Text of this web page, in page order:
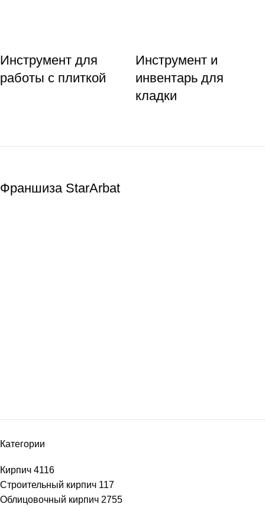
Франшиза StarArbat
Категории
Кирпич 4116
Строительный кирпич 117
Облицовочный кирпич 2755
Инструмент для
работы с плиткой
Инструмент и
инвентарь для
кладки